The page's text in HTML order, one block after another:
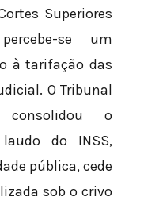
Superiores
se um
à tarifação das
O Tribunal
o
do INSS,
pública, cede
sob o crivo